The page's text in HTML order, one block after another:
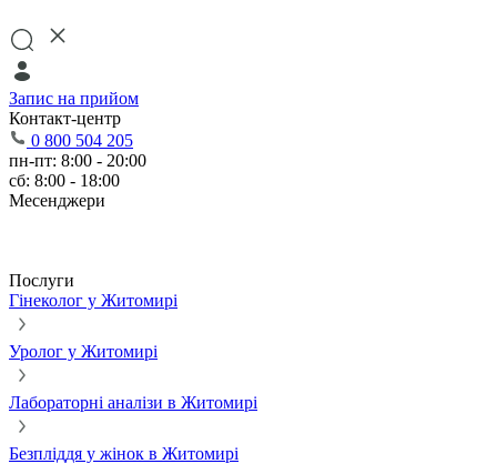
Запис на прийом
Контакт-центр
0 800 504 205
пн-пт: 8:00 - 20:00
сб: 8:00 - 18:00
Месенджери
Послуги
Гінеколог у Житомирі
Уролог у Житомирі
Лабораторні аналізи в Житомирі
Безпліддя у жінок в Житомирі